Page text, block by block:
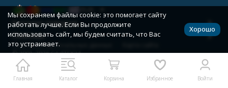
Главная Каталог Корзина Избранное Войти
Каталог товаров
Помощь
Политика персональных данных
© 2001-2026 САДТЕХ24
Разработано в
bodysite.ru
Мы сохраняем файлы cookie: это помогает сайту
работать лучше. Если Вы продолжите
использовать сайт, мы будем считать, что Вас
это устраивает.
Хорошо